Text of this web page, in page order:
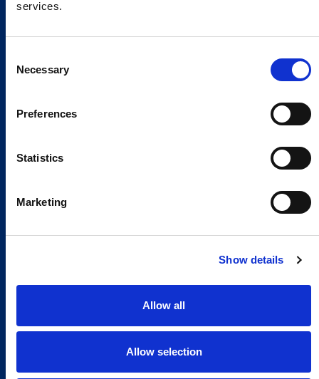
services.
Selection
Necessary
Preferences
Statistics
Marketing
Show details
Allow all
Allow selection